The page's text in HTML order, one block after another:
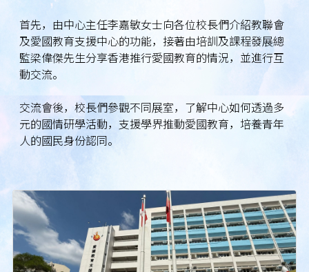
首先，由中心主任李嘉敏女士向各位校長們介紹教聯會
及愛國教育支援中心的功能，接著由培訓及課程發展總
監梁偉傑先生分享香港推行愛國教育的情況，並進行互
動交流。
交流會後，校長們參觀不同展室，了解中心如何透過多
元的國情研學活動，支援學界推動愛國教育，培養青年
人的國民身份認同。